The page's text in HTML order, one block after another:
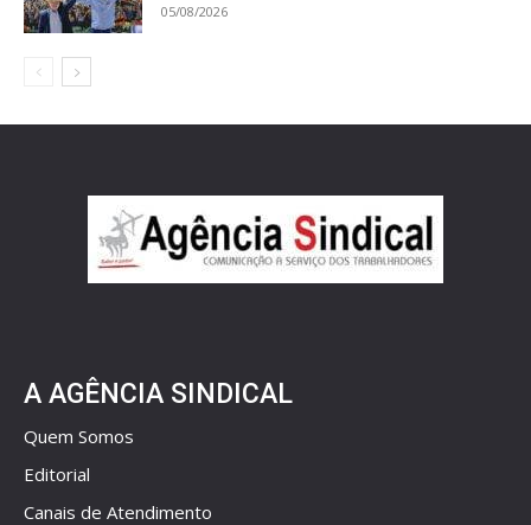
05/08/2026
A AGÊNCIA SINDICAL
Quem Somos
Editorial
Canais de Atendimento